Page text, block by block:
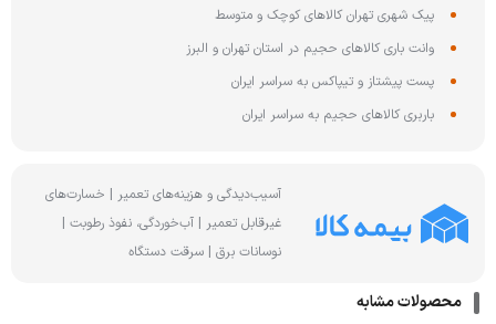
پیک شهری تهران کالاهای کوچک و متوسط
وانت باری کالاهای حجیم در استان تهران و البرز
پست پیشتاز و تیپاکس به سراسر ایران
باربری کالاهای حجیم به سراسر ایران
آسیب‌دیدگی و هزینه‌های تعمیر | خسارت‌های
غیرقابل تعمیر | آب‌خوردگی، نفوذ رطوبت |
نوسانات برق | سرقت دستگاه
محصولات مشابه